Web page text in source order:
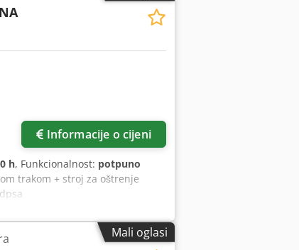
Informacije o cijeni
h, Funkcionalnost: potpuno
trakom + stroj za oštrenje
Mali oglasi